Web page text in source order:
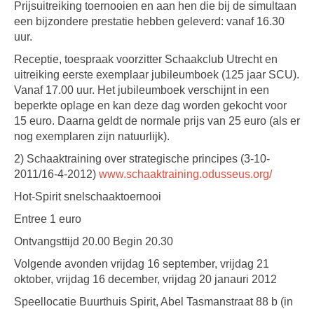
Prijsuitreiking toernooien en aan hen die bij de simultaan
een bijzondere prestatie hebben geleverd: vanaf 16.30
uur.
Receptie, toespraak voorzitter Schaakclub Utrecht en
uitreiking eerste exemplaar jubileumboek (125 jaar SCU).
Vanaf 17.00 uur. Het jubileumboek verschijnt in een
beperkte oplage en kan deze dag worden gekocht voor
15 euro. Daarna geldt de normale prijs van 25 euro (als er
nog exemplaren zijn natuurlijk).
2) Schaaktraining over strategische principes (3-10-
2011/16-4-2012) www.schaaktraining.odusseus.org/
Hot-Spirit snelschaaktoernooi
Entree 1 euro
Ontvangsttijd 20.00 Begin 20.30
Volgende avonden vrijdag 16 september, vrijdag 21
oktober, vrijdag 16 december, vrijdag 20 janauri 2012
Speellocatie Buurthuis Spirit, Abel Tasmanstraat 88 b (in